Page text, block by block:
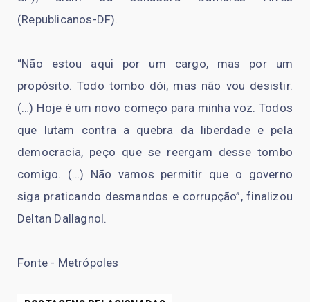
(Republicanos-DF).
“Não estou aqui por um cargo, mas por um
propósito. Todo tombo dói, mas não vou desistir.
(…) Hoje é um novo começo para minha voz. Todos
que lutam contra a quebra da liberdade e pela
democracia, peço que se reergam desse tombo
comigo. (…) Não vamos permitir que o governo
siga praticando desmandos e corrupção”, finalizou
Deltan Dallagnol.
Fonte - Metrópoles